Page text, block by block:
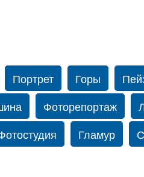
Портрет Горы
Фоторепортаж
Гламур